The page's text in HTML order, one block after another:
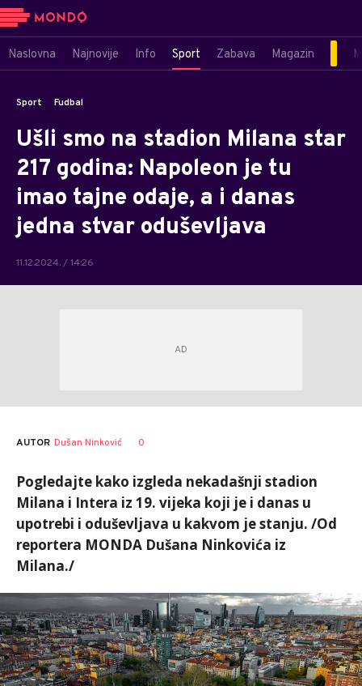
Naslovna Najnovije Info Sport Zabava Magazin
Sport Fudbal
Ušli smo na stadion Milana star
217 godina: Napoleon je tu
imao tajne odaje, a i danas
jedna stvar oduševljava
11.12.2024. / 14:26
AUTOR Dušan Ninković 0
Pogledajte kako izgleda nekadašnji stadion
Milana i Intera iz 19. vijeka koji je i danas u
upotrebi i oduševljava u kakvom je stanju. /Od
reportera MONDA Dušana Ninkovića iz
Milana./